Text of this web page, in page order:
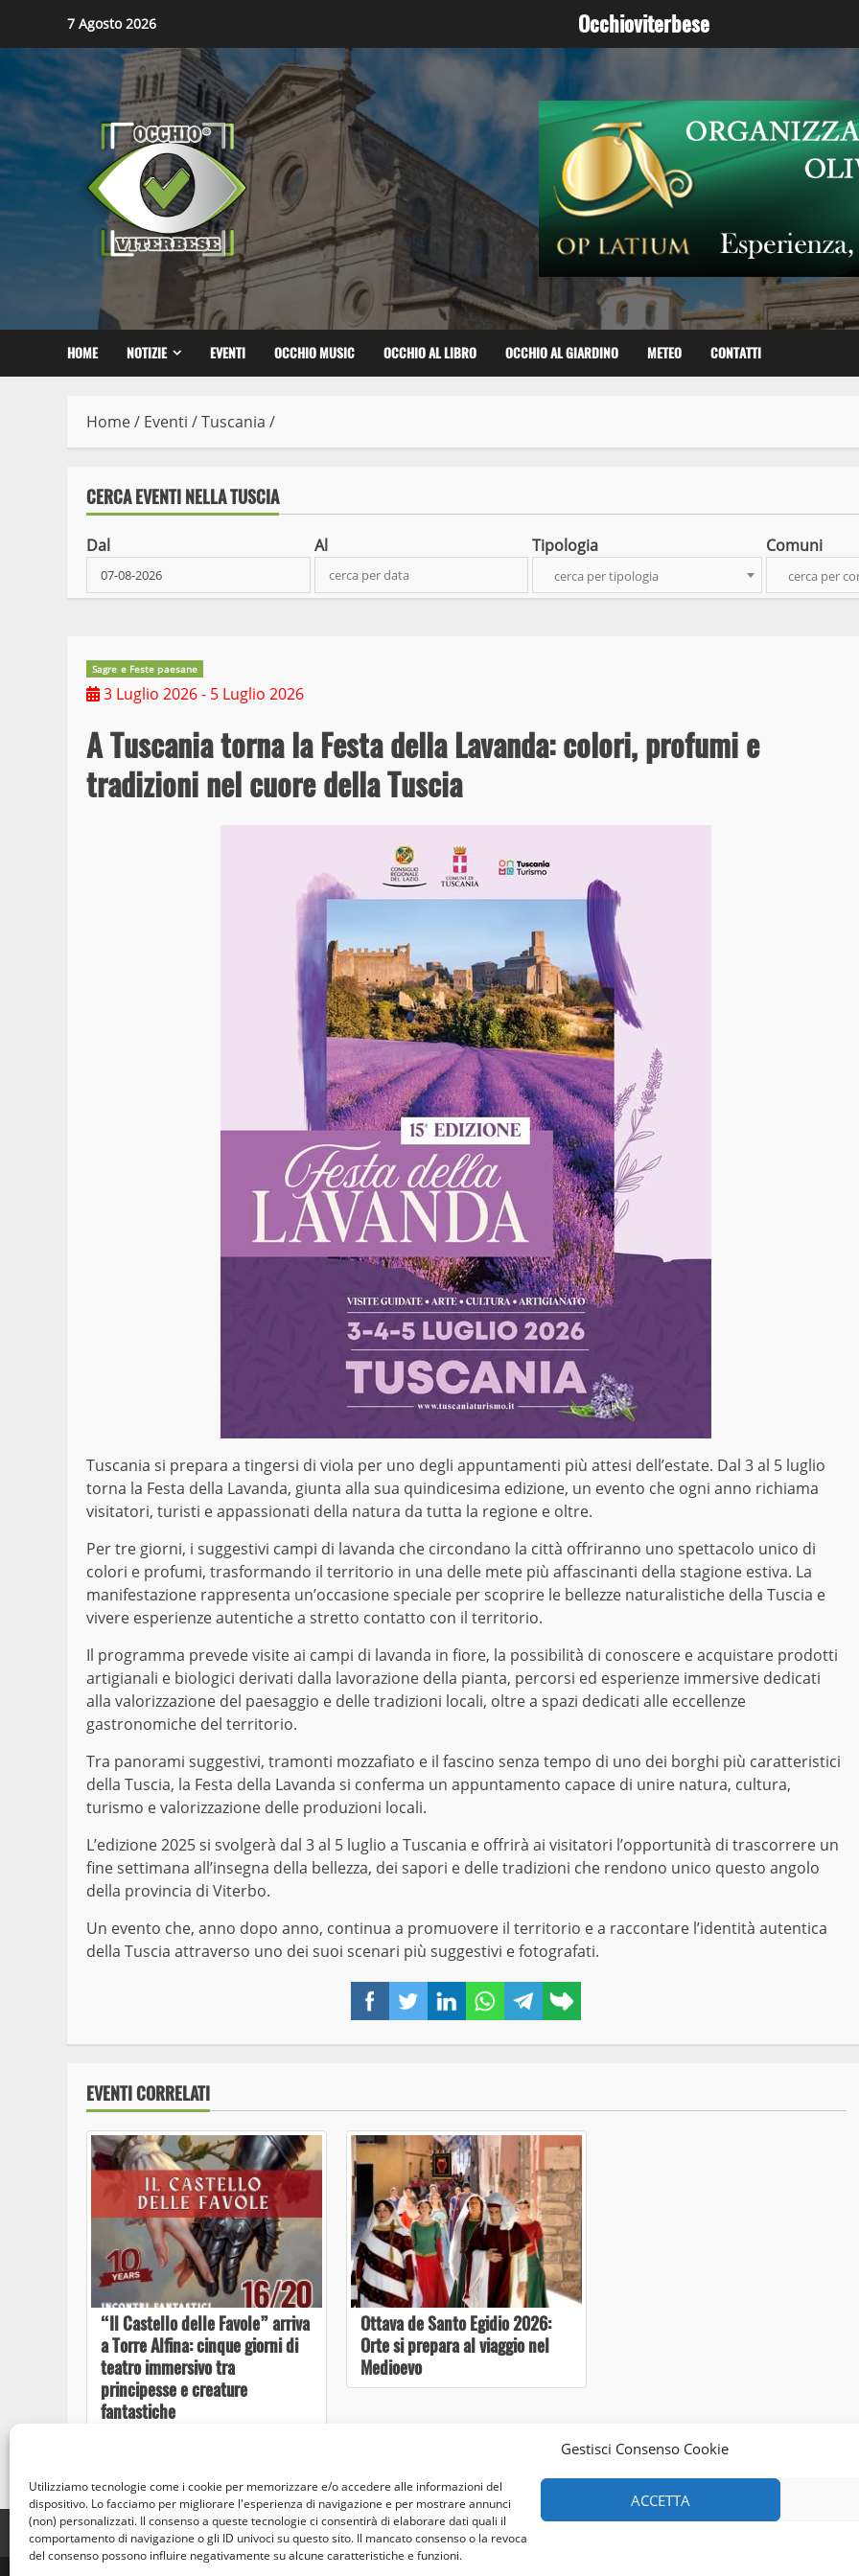
Gestisci Consenso Cookie
Utilizziamo tecnologie come i cookie per memorizzare e/o accedere alle informazioni del
dispositivo. Lo facciamo per migliorare l'esperienza di navigazione e per mostrare annunci
(non) personalizzati. Il consenso a queste tecnologie ci consentirà di elaborare dati quali il
comportamento di navigazione o gli ID univoci su questo sito. Il mancato consenso o la revoca
del consenso possono influire negativamente su alcune caratteristiche e funzioni.
ACCETTA
content
7 Agosto 2026 Occhioviterbese
HOME NOTIZIE EVENTI OCCHIO MUSIC OCCHIO AL LIBRO OCCHIO AL GIARDINO METEO CONTATTI
Home/ Eventi /Tuscania /
CERCA EVENTI NELLA TUSCIA
Dal Al Tipologia
cerca per tipologia
Comuni
cerca per
FacebookTwitterLinkedInWhatsAppTelegram
link
Sagre e Feste paesane
3 Luglio 2026- 5 Luglio 2026
A Tuscania torna la Festa della Lavanda: colori, profumi e
tradizioni nel cuore della Tuscia
Tuscania si prepara a tingersi di viola per uno degli appuntamenti più attesi dell’estate. Dal 3 al 5 luglio
torna la Festa della Lavanda, giunta alla sua quindicesima edizione, un evento che ogni anno richiama
visitatori, turisti e appassionati della natura da tutta la regione e oltre.
Per tre giorni, i suggestivi campi di lavanda che circondano la città offriranno uno spettacolo unico di
colori e profumi, trasformando il territorio in una delle mete più affascinanti della stagione estiva. La
manifestazione rappresenta un’occasione speciale per scoprire le bellezze naturalistiche della Tuscia e
vivere esperienze autentiche a stretto contatto con il territorio.
Il programma prevede visite ai campi di lavanda in fiore, la possibilità di conoscere e acquistare prodotti
artigianali e biologici derivati dalla lavorazione della pianta, percorsi ed esperienze immersive dedicati
alla valorizzazione del paesaggio e delle tradizioni locali, oltre a spazi dedicati alle eccellenze
gastronomiche del territorio.
Tra panorami suggestivi, tramonti mozzafiato e il fascino senza tempo di uno dei borghi più caratteristici
della Tuscia, la Festa della Lavanda si conferma un appuntamento capace di unire natura, cultura,
turismo e valorizzazione delle produzioni locali.
L’edizione 2025 si svolgerà dal 3 al 5 luglio a Tuscania e offrirà ai visitatori l’opportunità di trascorrere un
fine settimana all’insegna della bellezza, dei sapori e delle tradizioni che rendono unico questo angolo
della provincia di Viterbo.
Un evento che, anno dopo anno, continua a promuovere il territorio e a raccontare l’identità autentica
della Tuscia attraverso uno dei suoi scenari più suggestivi e fotografati.
EVENTI CORRELATI
“Il Castello delle Favole” arriva
a Torre Alfina: cinque giorni di
teatro immersivo tra
principesse e creature
fantastiche
Ottava de Santo Egidio 2026:
Orte si prepara al viaggio nel
Medioevo
Home Privacy Policy Cookie Policy Contatti